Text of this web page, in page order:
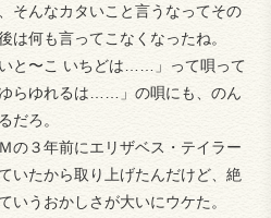
そんなカタいこと言うなってその
は何も言ってこなくなったね。
と〜こ いちどは……」って唄って
らゆれるは……」の唄にも、のん
だろ。
の３年前にエリザベス・テイラー
いたから取り上げたんだけど、絶
いうおかしさが大いにウケた。